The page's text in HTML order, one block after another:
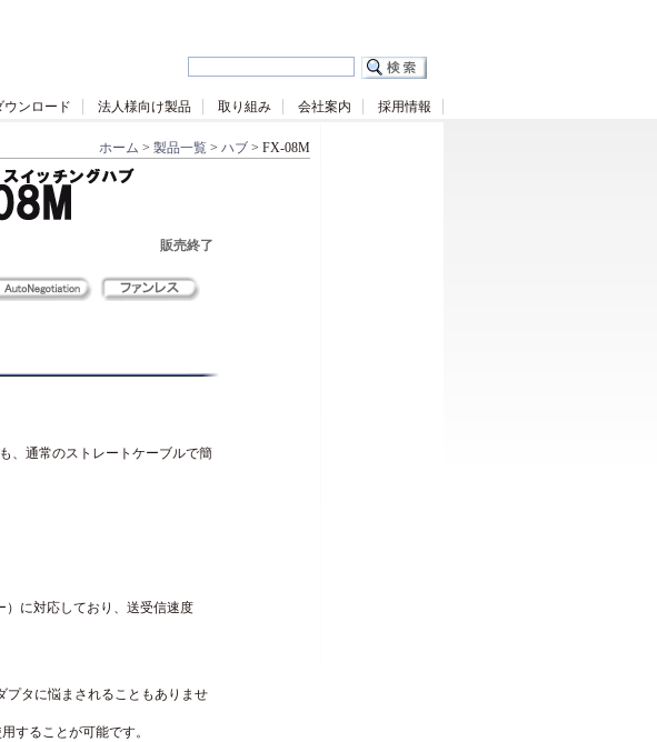
ウンロード 法人様向け製品 取り組み 会社案内 採用情報
ホーム > 製品一覧 > ハブ > FX-08M
販売終了
、通常のストレートケーブルで簡
）に対応しており、送受信速度
プタに悩まされることもありませ
することが可能です。